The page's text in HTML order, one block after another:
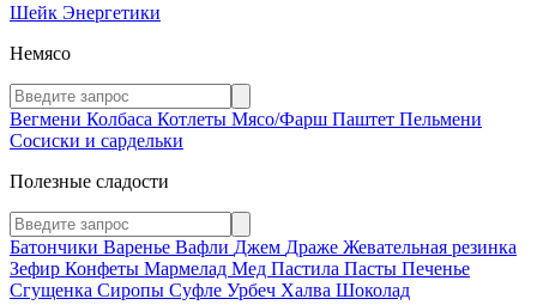
Шейк Энергетики
Немясо
Вегмени Колбаса Котлеты Мясо/Фарш Паштет Пельмени
Сосиски и сардельки
Полезные сладости
Батончики Варенье Вафли Джем Драже Жевательная резинка
Зефир Конфеты Мармелад Мед Пастила Пасты Печенье
Сгущенка Сиропы Суфле Урбеч Халва Шоколад